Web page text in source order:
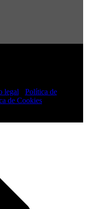
legal
Política de
de Cookies